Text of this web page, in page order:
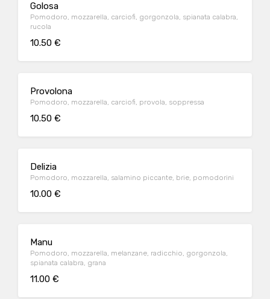
Golosa
Pomodoro, mozzarella, carciofi, gorgonzola, spianata calabra,
rucola
10.50 €
Provolona
Pomodoro, mozzarella, carciofi, provola, soppressa
10.50 €
Delizia
Pomodoro, mozzarella, salamino piccante, brie, pomodorini
10.00 €
Manu
Pomodoro, mozzarella, melanzane, radicchio, gorgonzola,
spianata calabra, grana
11.00 €